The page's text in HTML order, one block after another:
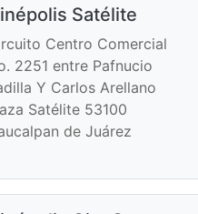
Satélite
Centro Comercial
2251 entre Pafnucio
Y Carlos Arellano
Satélite 53100
de Juárez